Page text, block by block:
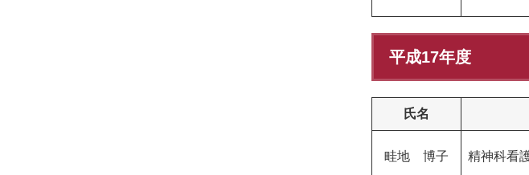
平成17年度
氏名
畦地 博子 精神科看